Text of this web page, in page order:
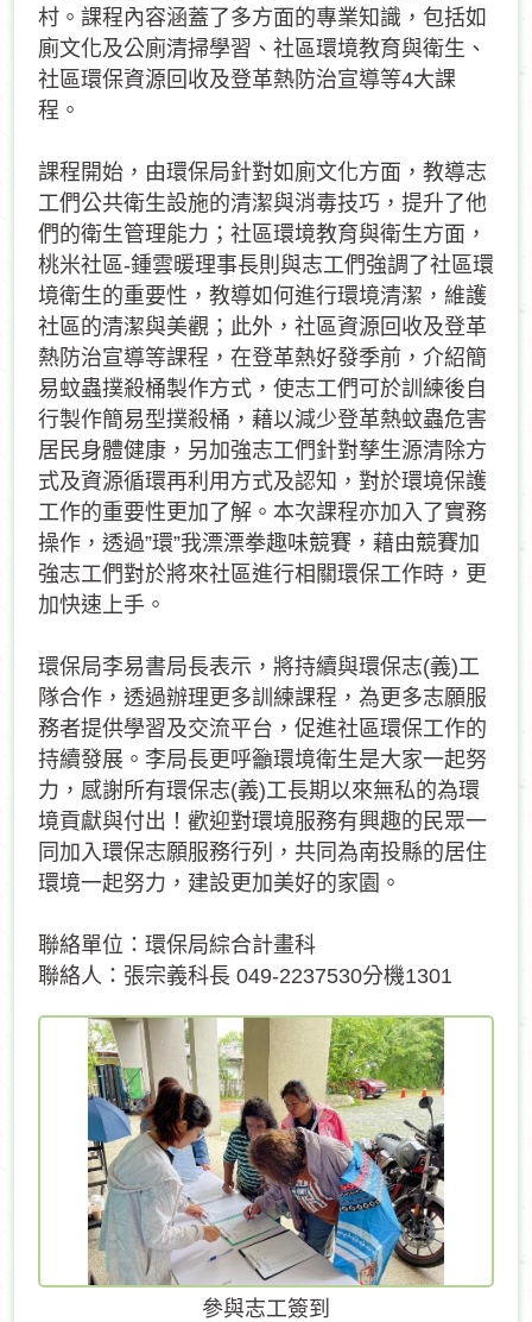
村。課程內容涵蓋了多方面的專業知識，包括如
廁文化及公廁清掃學習、社區環境教育與衛生、
社區環保資源回收及登革熱防治宣導等4大課
程。
課程開始，由環保局針對如廁文化方面，教導志
工們公共衛生設施的清潔與消毒技巧，提升了他
們的衛生管理能力；社區環境教育與衛生方面，
桃米社區-鍾雲暖理事長則與志工們強調了社區環
境衛生的重要性，教導如何進行環境清潔，維護
社區的清潔與美觀；此外，社區資源回收及登革
熱防治宣導等課程，在登革熱好發季前，介紹簡
易蚊蟲撲殺桶製作方式，使志工們可於訓練後自
行製作簡易型撲殺桶，藉以減少登革熱蚊蟲危害
居民身體健康，另加強志工們針對孳生源清除方
式及資源循環再利用方式及認知，對於環境保護
工作的重要性更加了解。本次課程亦加入了實務
操作，透過”環”我漂漂拳趣味競賽，藉由競賽加
強志工們對於將來社區進行相關環保工作時，更
加快速上手。
環保局李易書局長表示，將持續與環保志(義)工
隊合作，透過辦理更多訓練課程，為更多志願服
務者提供學習及交流平台，促進社區環保工作的
持續發展。李局長更呼籲環境衛生是大家一起努
力，感謝所有環保志(義)工長期以來無私的為環
境貢獻與付出！歡迎對環境服務有興趣的民眾一
同加入環保志願服務行列，共同為南投縣的居住
環境一起努力，建設更加美好的家園。
聯絡單位：環保局綜合計畫科
聯絡人：張宗義科長 049-2237530分機1301
參與志工簽到